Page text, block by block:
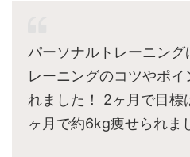
パーソナルトレーニング
レーニングのコツやポイ
れました！ 2ヶ月で目標
ヶ月で約6kg痩せられま